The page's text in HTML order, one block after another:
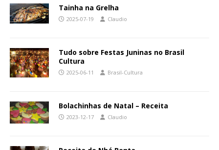
Tainha na Grelha
2025-07-19 Claudio
Tudo sobre Festas Juninas no Brasil
Cultura
2025-06-11 Brasil-Cultura
Bolachinhas de Natal – Receita
2023-12-17 Claudio